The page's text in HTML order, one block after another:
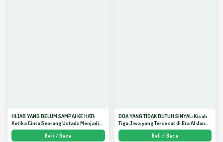
HIJAB YANG BELUM SAMPAI KE HATI:
Ketika Cinta Seorang Ustadz Menjadi
Cermin yang Paling Kejam - Arda
Beli / Baca
DOA YANG TIDAK BUTUH SINYAL: Kisah
Tiga Jiwa yang Tersesat di Era AI dan
Menemukan Jalan Pulang di Bulan
Ramadhan" - Arda Dinata
Beli / Baca